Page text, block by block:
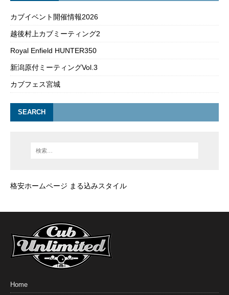
カブイベント開催情報2026
越後村上カブミーティング2
Royal Enfield HUNTER350
新潟原付ミーティングVol.3
カブフェス宮城
SEARCH
格安ホームページ まる込みスタイル
Home